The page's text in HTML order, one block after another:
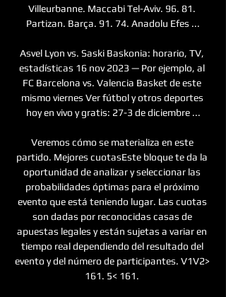
Villeurbanne. Maccabi Tel-Aviv. 96. 81.
Partizan. Barça. 91. 74. Anadolu Efes ...
Asvel Lyon vs. Saski Baskonia: horario, TV,
estadísticas 16 nov 2023 — Por ejemplo, al
FC Barcelona vs. Valencia Basket de este
mismo viernes Ver fútbol y otros deportes
hoy en vivo y gratis: 27-3 de diciembre ...
Veremos cómo se materializa en este
partido. Mejores cuotasEste bloque te da la
oportunidad de analizar y seleccionar las
probabilidades óptimas para el próximo
evento que está teniendo lugar. Las cuotas
son dadas por reconocidas casas de
apuestas legales y están sujetas a variar en
tiempo real dependiendo del resultado del
evento y del número de participantes. V1V2>
161. 5< 161.